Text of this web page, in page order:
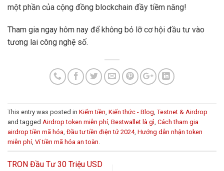
một phần của cộng đồng blockchain đầy tiềm năng!
Tham gia ngay hôm nay để không bỏ lỡ cơ hội đầu tư vào
tương lai công nghệ số.
This entry was posted in Kiếm tiền Kiến thức - Blog Testnet & Airdrop
and tagged Airdrop token miễn phí, Bestwallet là gì Cách tham gia
airdrop tiền mã hóa Đầu tư tiền điện tử 2024, Hướng dẫn nhận token
miễn phí, Ví tiền mã hóa an toàn
TRON Đầu Tư 30 Triệu USD